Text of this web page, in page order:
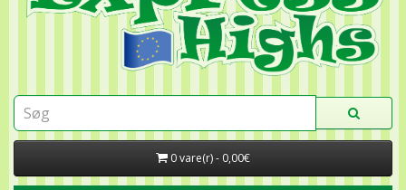
0 vare(r) - 0,00€